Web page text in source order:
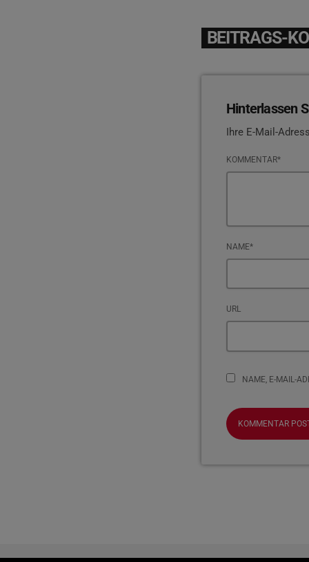
BEITRAGS-
Hinterlassen
Ihre E-Mail-
KOMMENTAR*
NAME*
URL
NAME, E-MAIL-